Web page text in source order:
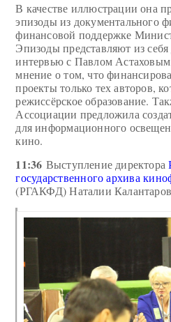
В качестве иллюстрации она
эпизоды из документального
финансовой поддержке
Эпизоды представляют из
интервью с Павлом
мнение о том, что
проекты только тех авторов,
режиссёрское образование.
Ассоциации предложила
для информационного
кино.
11:36 Выступление директора
государственного архива
(РГАКФД) Наталии